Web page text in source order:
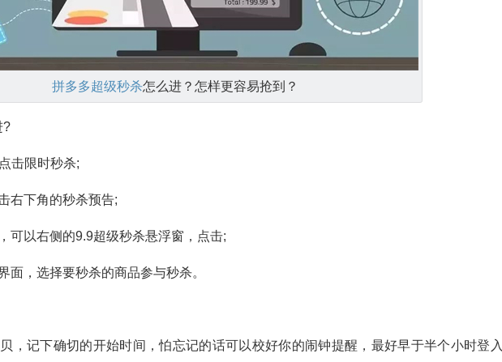
拼多多超级秒杀怎么进？怎样更容易抢到？
?
击限时秒杀;
右下角的秒杀预告;
可以右侧的9.9超级秒杀悬浮窗，点击;
面，选择要秒杀的商品参与秒杀。
，记下确切的开始时间，怕忘记的话可以校好你的闹钟提醒，最好早于半个小时登入